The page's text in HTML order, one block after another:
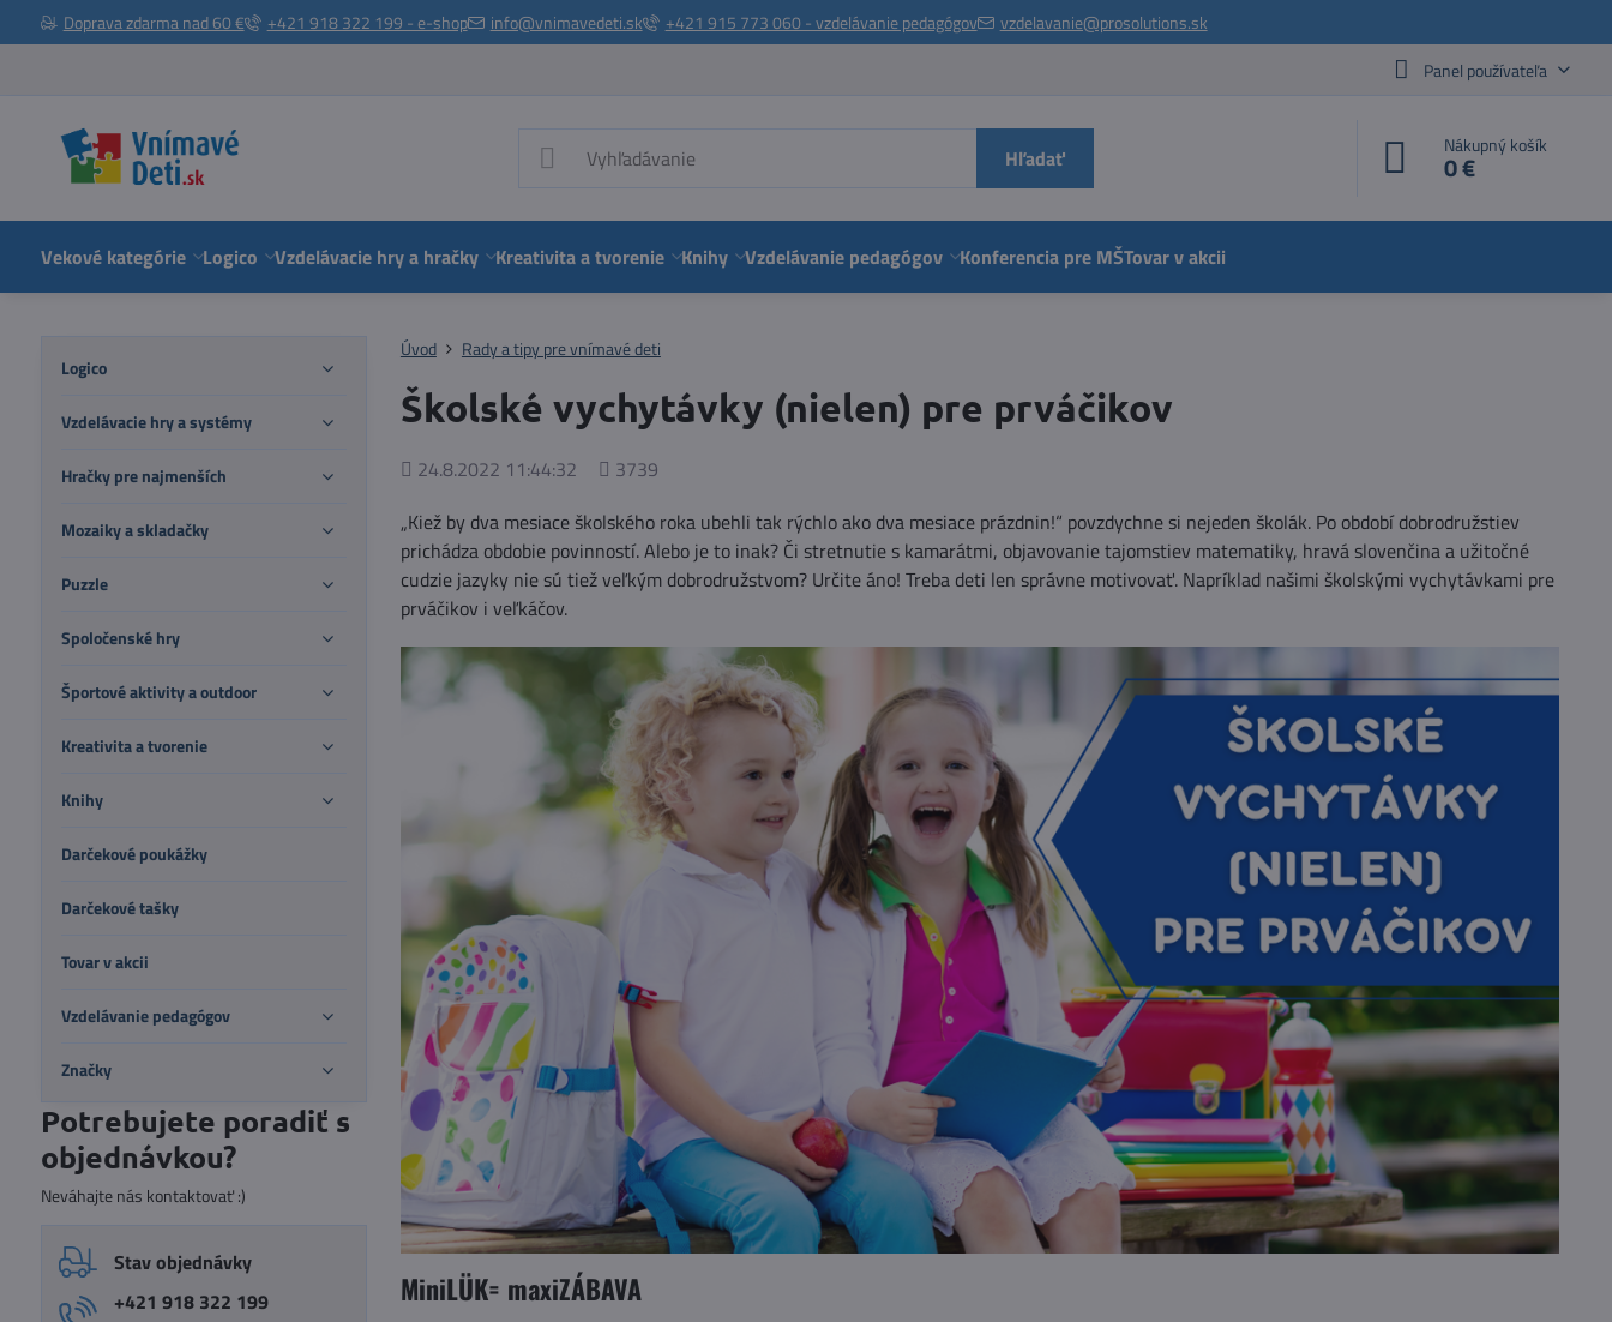
Doprava zdarma nad 60 € +421 918 322 199 - e-shop info@vnimavedeti.sk +421 915 773 060 - vzdelávanie pedagógov
vzdelavanie@prosolutions.sk
Panel používateľa
Hľadať Nákupný košík
0 €
Vekové kategórie Logico Vzdelávacie hry a hračky Kreativita a tvorenie Knihy Vzdelávanie pedagógov Konferencia pre MŠTovar v akcii
Úvod Rady a tipy pre vnímavé deti
Školské vychytávky (nielen) pre prváčikov
Pridané
24.8.2022 11:44:32
Počet
3739
„Kiež by dva mesiace školského roka ubehli tak rýchlo ako dva mesiace prázdnin!“ povzdychne si nejeden školák. Po období dobrodružstiev
prichádza obdobie povinností. Alebo je to inak? Či stretnutie s kamarátmi, objavovanie tajomstiev matematiky, hravá slovenčina a užitočné
cudzie jazyky nie sú tiež veľkým dobrodružstvom? Určite áno! Treba deti len správne motivovať. Napríklad našimi školskými vychytávkami pre
prváčikov i veľkáčov.
MiniLÜK= maxiZÁBAVA
Logico
Vzdelávacie hry a systémy
Hračky pre najmenších
Mozaiky a skladačky
Puzzle
Spoločenské hry
Športové aktivity a outdoor
Kreativita a tvorenie
Knihy
Darčekové poukážky
Darčekové tašky
Tovar v akcii
Vzdelávanie pedagógov
Značky
Potrebujete poradiť s
objednávkou?
Neváhajte nás kontaktovať :)
Stav objednávky
+421 918 322 199